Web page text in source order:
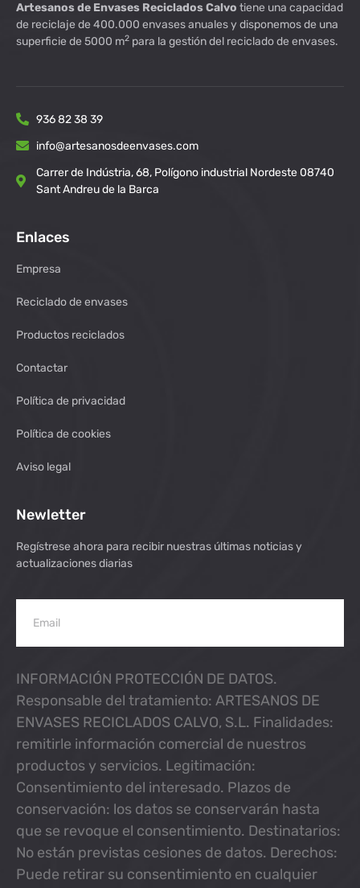
Artesanos de Envases Reciclados Calvo tiene una capacidad
de reciclaje de 400.000 envases anuales y disponemos de una
superficie de 5000 m2 para la gestión del reciclado de envases.
936 82 38 39
info@artesanosdeenvases.com
Carrer de Indústria, 68, Polígono industrial Nordeste 08740
Sant Andreu de la Barca
Enlaces
Empresa
Reciclado de envases
Productos reciclados
Contactar
Política de privacidad
Política de cookies
Aviso legal
Newletter
Regístrese ahora para recibir nuestras últimas noticias y
actualizaciones diarias
INFORMACIÓN PROTECCIÓN DE DATOS.
Responsable del tratamiento: ARTESANOS DE
ENVASES RECICLADOS CALVO, S.L. Finalidades:
remitirle información comercial de nuestros
productos y servicios. Legitimación:
Consentimiento del interesado. Plazos de
conservación: los datos se conservarán hasta
que se revoque el consentimiento. Destinatarios:
No están previstas cesiones de datos. Derechos:
Puede retirar su consentimiento en cualquier